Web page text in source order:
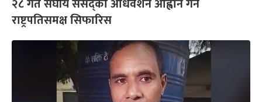
२८ गते संघीय संसद्को अधिवेशन आह्वान गर्न
राष्ट्रपतिसमक्ष सिफारिस